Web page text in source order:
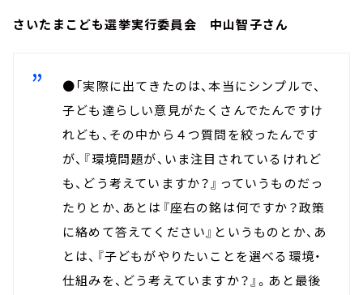
さいたまこども選挙実行委員会 中山智子さん
●「実際に出てきたのは、本当にシンプルで、
子ども達らしい意見がたくさんでたんですけ
れども、その中から４つ質問を絞ったんです
が、『環境問題が、いま注目されているけれど
も、どう考えていますか？』っていうものだっ
たりとか、あとは『座右の銘は何ですか？政策
に絡めて答えてください』というものとか、あ
とは、『子どもがやりたいことを選べる環境・
仕組みを、どう考えていますか？』。あと最後